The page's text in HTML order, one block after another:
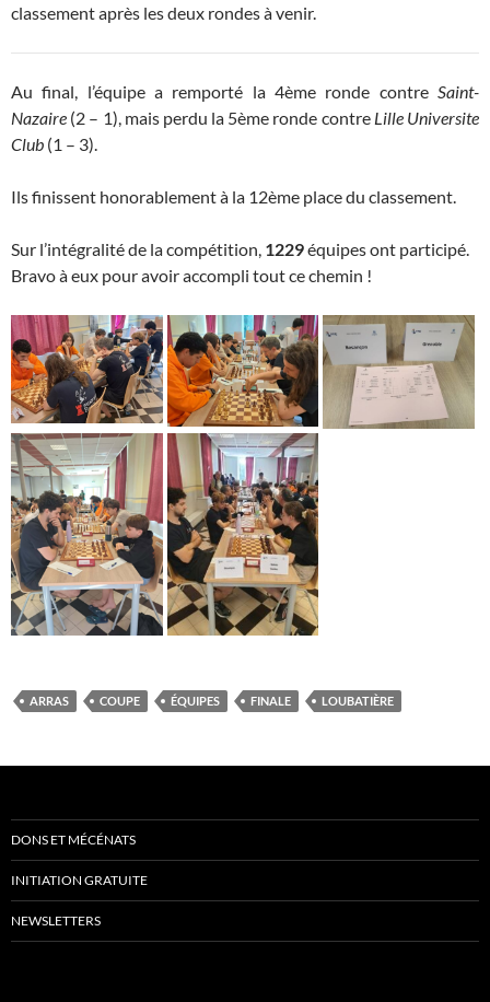
classement après les deux rondes à venir.
Au final, l’équipe a remporté la 4ème ronde contreSaint-
Nazaire (2 – 1), mais perdu la 5ème ronde contre Lille Universite
Club (1 – 3).
Ils finissent honorablement à la 12ème place du classement.
Sur l’intégralité de la compétition, 1229équipes ont participé.
Bravo à eux pour avoir accompli tout ce chemin !
ARRAS COUPE ÉQUIPES FINALE LOUBATIÈRE
DONS ET MÉCÉNATS
INITIATION GRATUITE
NEWSLETTERS